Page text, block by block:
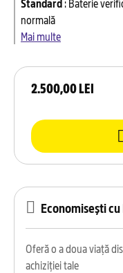
2.500,00 LEI
normală
Mai multe
Economisești
Oferă o a doua viață
achiziției tale